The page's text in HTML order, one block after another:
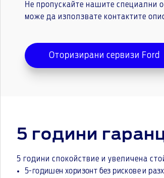
Не пропускайте нашите специални
може да използвате контактите
Оторизирани сервизи Ford
5 години
5 години спокойствие и увеличена
5-годишен хоризонт без рискове и